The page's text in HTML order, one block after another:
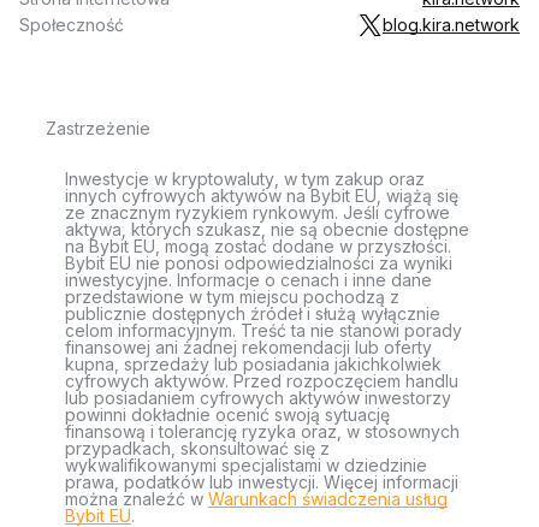
Społeczność
blog.kira.network
Zastrzeżenie
Inwestycje w kryptowaluty, w tym zakup oraz
innych cyfrowych aktywów na Bybit EU, wiążą się
ze znacznym ryzykiem rynkowym. Jeśli cyfrowe
aktywa, których szukasz, nie są obecnie dostępne
na Bybit EU, mogą zostać dodane w przyszłości.
Bybit EU nie ponosi odpowiedzialności za wyniki
inwestycyjne. Informacje o cenach i inne dane
przedstawione w tym miejscu pochodzą z
publicznie dostępnych źródeł i służą wyłącznie
celom informacyjnym. Treść ta nie stanowi porady
finansowej ani żadnej rekomendacji lub oferty
kupna, sprzedaży lub posiadania jakichkolwiek
cyfrowych aktywów. Przed rozpoczęciem handlu
lub posiadaniem cyfrowych aktywów inwestorzy
powinni dokładnie ocenić swoją sytuację
finansową i tolerancję ryzyka oraz, w stosownych
przypadkach, skonsultować się z
wykwalifikowanymi specjalistami w dziedzinie
prawa, podatków lub inwestycji. Więcej informacji
można znaleźć w Warunkach świadczenia usług
Bybit EU.